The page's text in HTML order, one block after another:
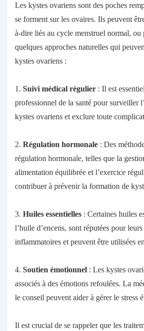
Les kystes ovariens sont des poches
se forment sur les ovaires. Ils peuvent
à-dire liés au cycle menstruel normal,
quelques approches naturelles qui
kystes ovariens :
1. Suivi médical régulier : Il est
professionnel de la santé pour surveiller
kystes ovariens et exclure toute
2. Régulation hormonale : Des
régulation hormonale, telles que la
alimentation équilibrée et l’exercice
contribuer à prévenir la formation de
3. Huiles essentielles : Certaines huiles
l’huile d’encens, sont réputées pour
inflammatoires et peuvent être utilisées
4. Soutien émotionnel : Les kystes
associés à des émotions refoulées. La
le conseil peuvent aider à gérer le stress
Il est crucial de se rappeler que les